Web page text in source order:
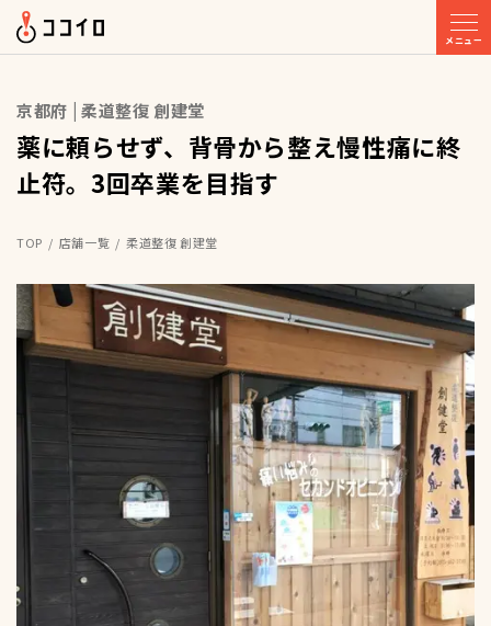
メニュー
京都府 | 柔道整復 創建堂
薬に頼らせず、背骨から整え慢性痛に終
止符。3回卒業を目指す
TOP 店舗一覧 柔道整復 創建堂